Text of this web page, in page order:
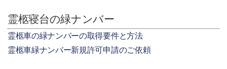
霊柩寝台の緑ナンバー
霊柩車の緑ナンバーの取得要件と方法
霊柩車緑ナンバー新規許可申請のご依頼